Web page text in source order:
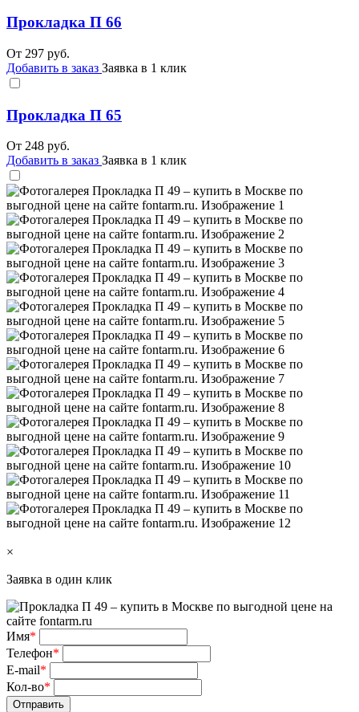
Прокладка П 66
От 297 руб.
Добавить в заказ Заявка в 1 клик
Прокладка П 65
От 248 руб.
Добавить в заказ Заявка в 1 клик
×
Заявка в один клик
Имя*
Телефон*
E-mail*
Кол-во*
Отправить